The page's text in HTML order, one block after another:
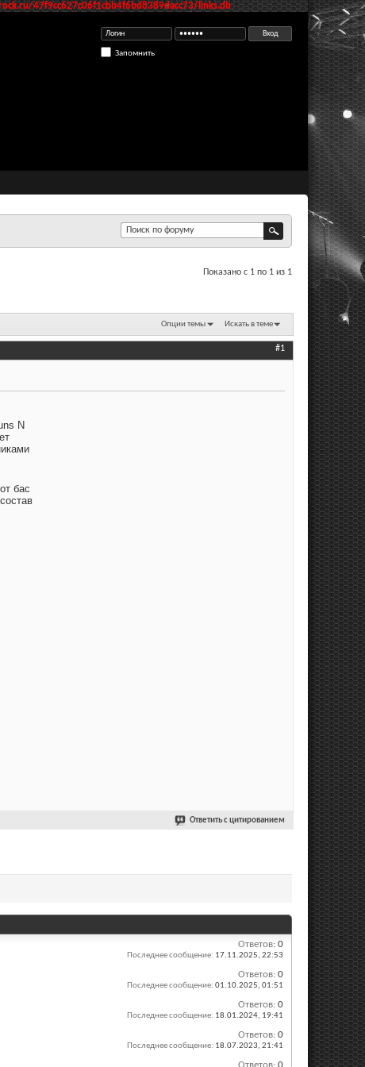
47f9cc627c06f1cbb4f6bd8389dacc73/links.db
Запомнить
Показано с 1 по 1 из 1
Опции темы Искать в теме
#1
N
бас
Ответить с цитированием
Ответов: 0
Последнее сообщение: 17.11.2025, 22:53
Ответов: 0
Последнее сообщение: 01.10.2025, 01:51
Ответов: 0
Последнее сообщение: 18.01.2024, 19:41
Ответов: 0
Последнее сообщение: 18.07.2023, 21:41